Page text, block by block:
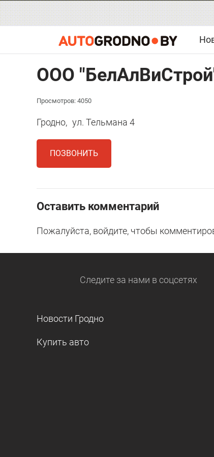
ООО
Просмотров: 4050
Гродно, ул. Тельмана 4
ПОЗВОНИТЬ
Оставить комментарий
Пожалуйста, войдите, чтобы
Следите за нами в соцсетях
Новости Гродно
Купить авто